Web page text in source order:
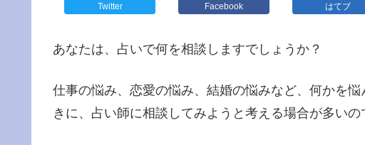
Twitter Facebook はてブ
あなたは、占いで何を相談しますでしょうか？
仕事の悩み、恋愛の悩み、結婚の悩みなど、何かを
きに、占い師に相談してみようと考える場合が多いの